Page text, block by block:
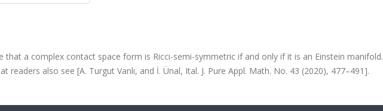
that a complex contact space form is Ricci-semi-symmetric if and only if it is an Einstein manifold.
readers also see [A. Turgut Vanlı, and İ. Ünal, Ital. J. Pure Appl. Math. No. 43 (2020), 477–491].